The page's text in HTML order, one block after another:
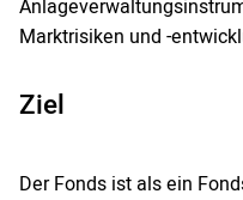
Marktrisiken und -
Ziel
Der Fonds ist als ein